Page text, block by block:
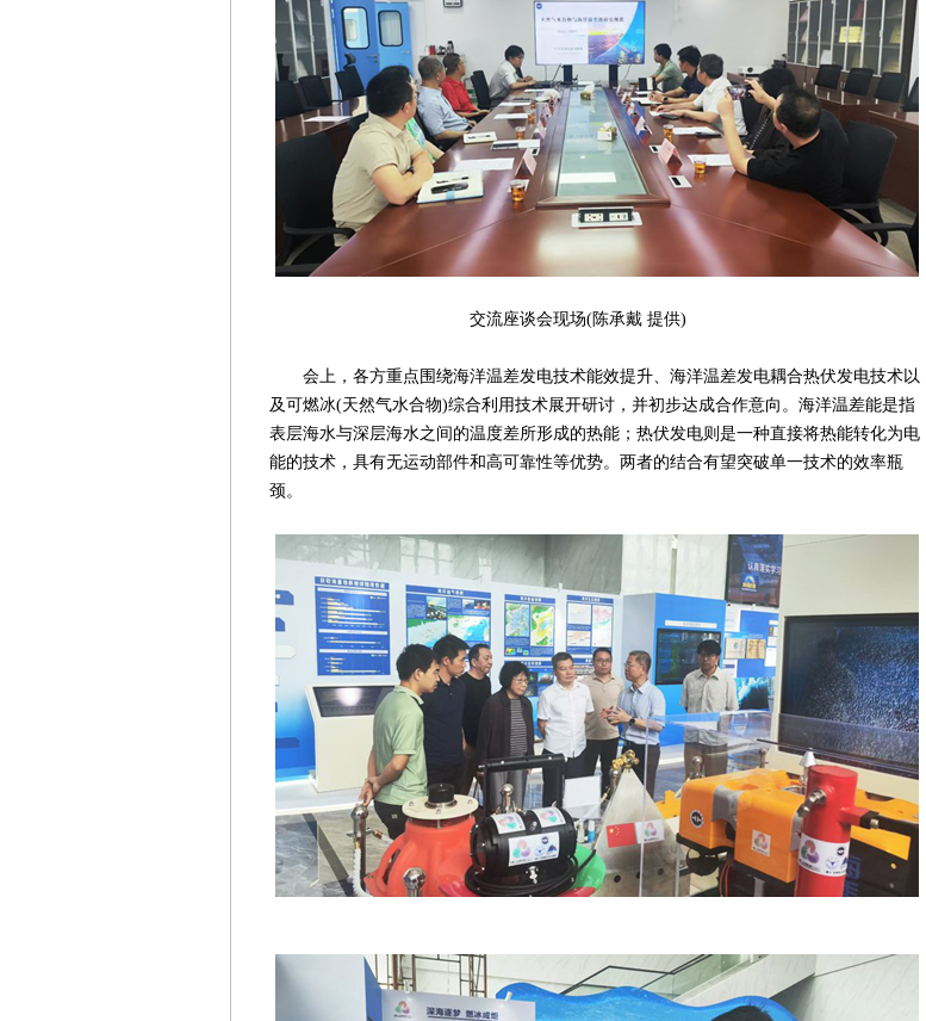
交流座谈会现场(陈承戴 提供)
会上，各方重点围绕海洋温差发电技术能效提升、海洋温差发电耦合热伏发电技术以
及可燃冰(天然气水合物)综合利用技术展开研讨，并初步达成合作意向。海洋温差能是指
表层海水与深层海水之间的温度差所形成的热能；热伏发电则是一种直接将热能转化为电
能的技术，具有无运动部件和高可靠性等优势。两者的结合有望突破单一技术的效率瓶
颈。